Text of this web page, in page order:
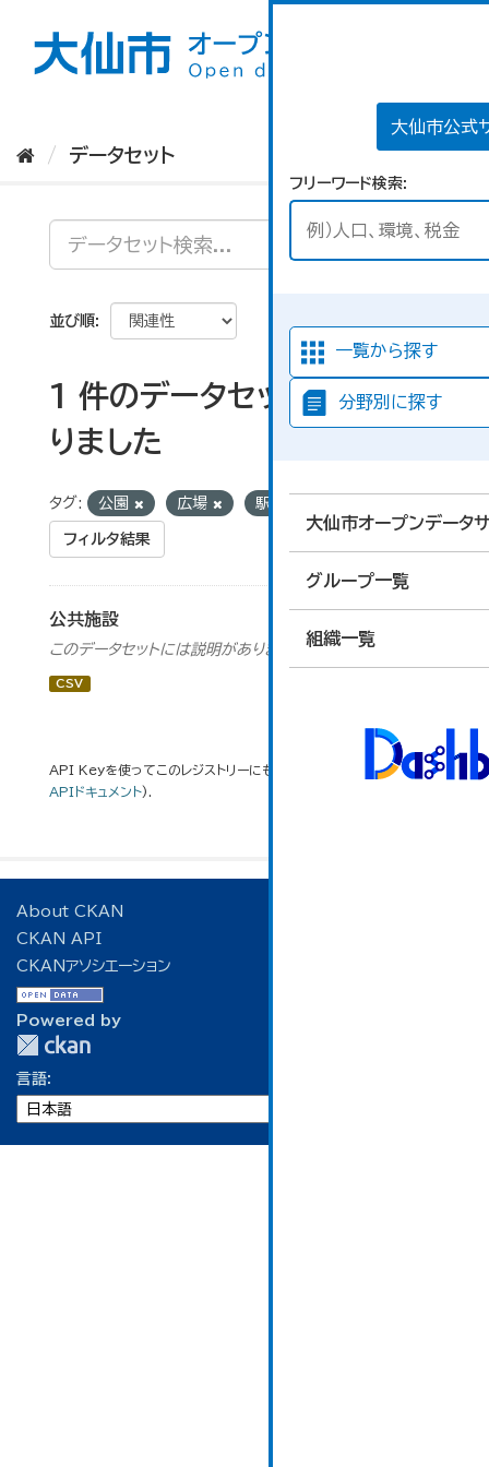
大仙市公式
フリーワード検索
一覧から探す
分野別に探す
大仙市オープンデータ
グループ一覧
組織一覧
データセット
並び順
1 件のデータセットが見つか
りました
タグ: 公園 広場 駅舎交流施設
フィルタ結果
公共施設
このデータセットには説明がありません
CSV
API Keyを使ってこのレジストリーにもアクセス可能ですAPI(see
APIドキュメント).
About CKAN
CKAN API
CKANアソシエーション
Powered by
言語